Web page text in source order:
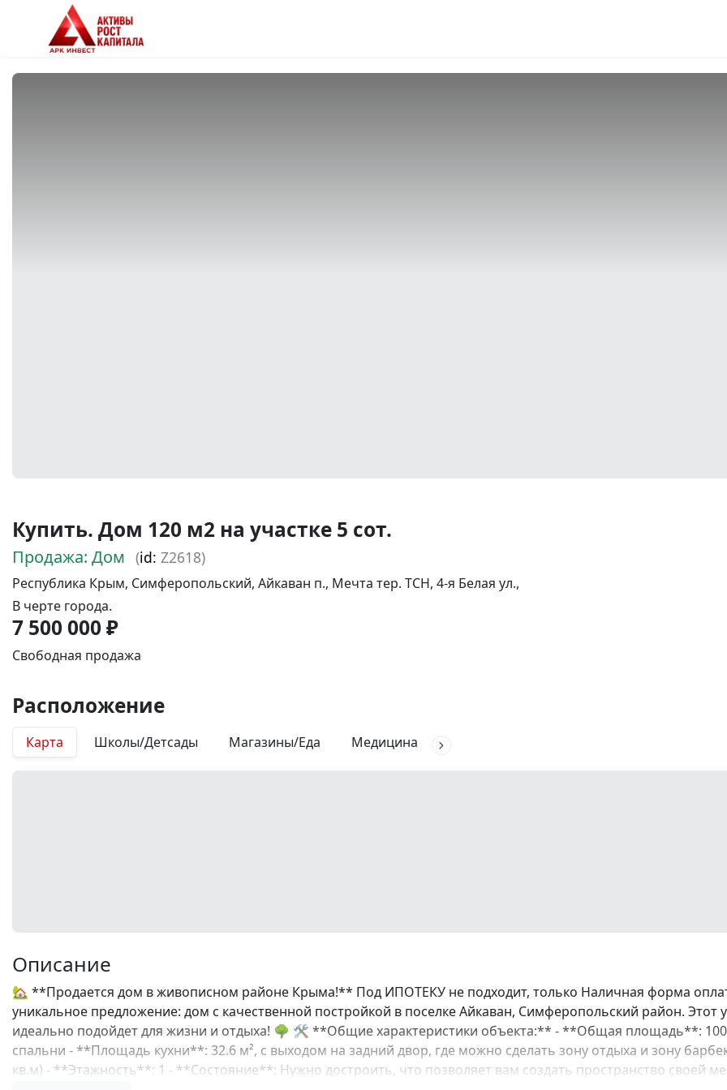
Купить. Дом 120 м2 на участке 5 сот.
Продажа: Дом (id: Z2618)
Республика Крым, Симферопольский, Айкаван п., Мечта тер. ТСН, 4-я Белая ул.,
В черте города.
7 500 000 ₽
Свободная продажа
Расположение
Карта Школы/Детсады Магазины/Еда Медицина
Описание
🏡 **Продается дом в живописном районе Крыма!** Под ИПОТЕКУ не подходит, только Наличная форма
уникальное предложение: дом с качественной постройкой в поселке Айкаван, Симферопольский район.
идеально подойдет для жизни и отдыха! 🌳 🛠 **Общие характеристики объекта:** - **Общая площадь**:
спальни - **Площадь кухни**: 32.6 м², с выходом на задний двор, где можно сделать зону отдыха и зону
кв.м) - **Этажность**: 1 - **Состояние**: Нужно достроить, что позволяет вам создать пространство